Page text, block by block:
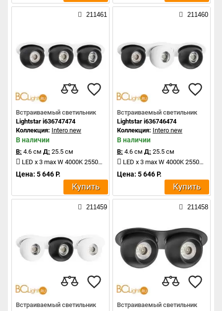
211461
Встраиваемый светильник
Lightstar i636747474
Коллекция: Intero new
В наличии
В: 4.6 см Д: 25.5 см
LED x 3 max W 4000K 2550Lm
Цена: 5 646 Р.
Купить
211460
Встраиваемый светильник
Lightstar i636746474
Коллекция: Intero new
В наличии
В: 4.6 см Д: 25.5 см
LED x 3 max W 4000K 2550Lm
Цена: 5 646 Р.
Купить
211459
Встраиваемый светильник
211458
Встраиваемый светильник